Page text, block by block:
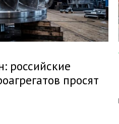
российские
просят